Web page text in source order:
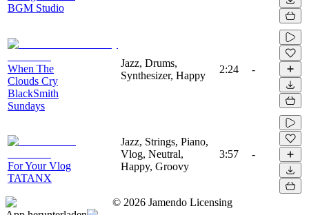
BGM Studio
When The
Clouds Cry
BlackSmith
Sundays
Jazz, Drums,
Synthesizer, Happy
2:24 -
For Your Vlog
TATANX
Jazz, Strings, Piano,
Vlog, Neutral,
Happy, Groovy
3:57 -
© 2026 Jamendo Licensing